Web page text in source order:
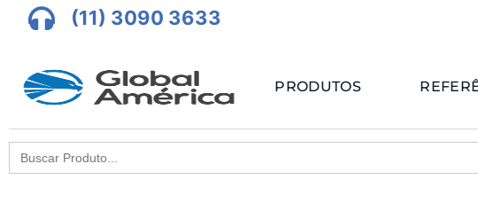
(11) 3090 3633
PRODUTOS
Search
for: